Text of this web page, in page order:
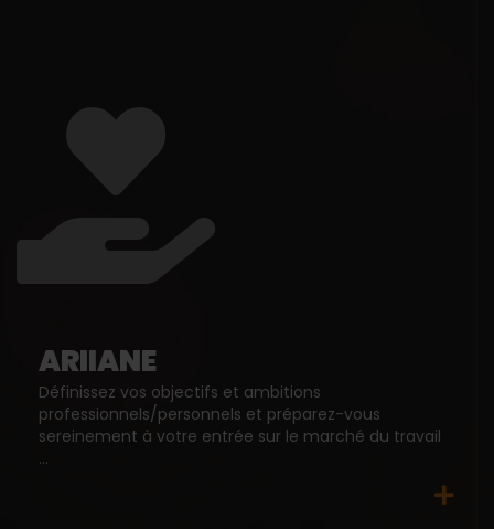
ARIIANE
Définissez vos objectifs et ambitions
professionnels/personnels et préparez-vous
sereinement à votre entrée sur le marché du travail
...